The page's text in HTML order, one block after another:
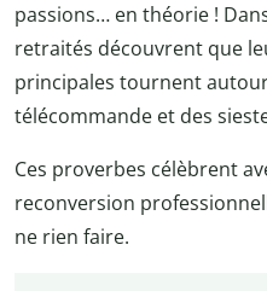
passions… en théorie !
retraités découvrent que
principales tournent
télécommande et des
Ces proverbes célèbrent
reconversion
ne rien faire.